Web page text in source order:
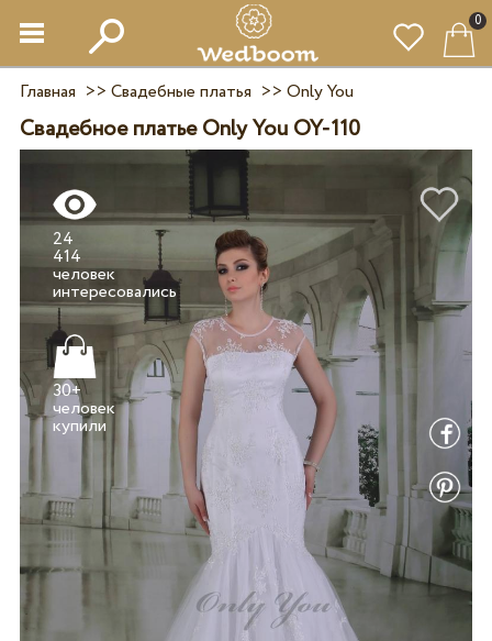
0
Главная >> Свадебные платья >> Only You
Свадебное платье Only You OY-110
24
414
человек
30+
человек